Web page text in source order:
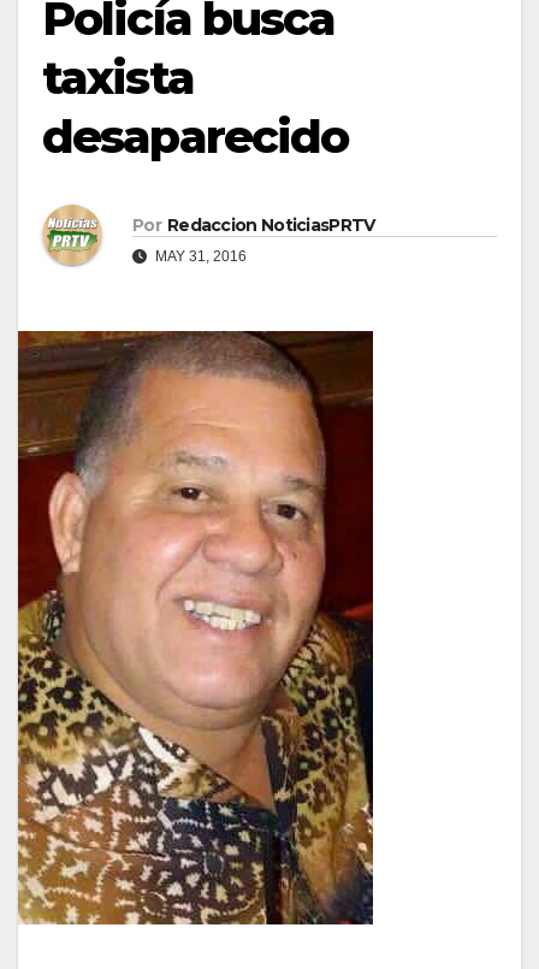
Policía busca
taxista
desaparecido
Por Redaccion NoticiasPRTV
MAY 31, 2016